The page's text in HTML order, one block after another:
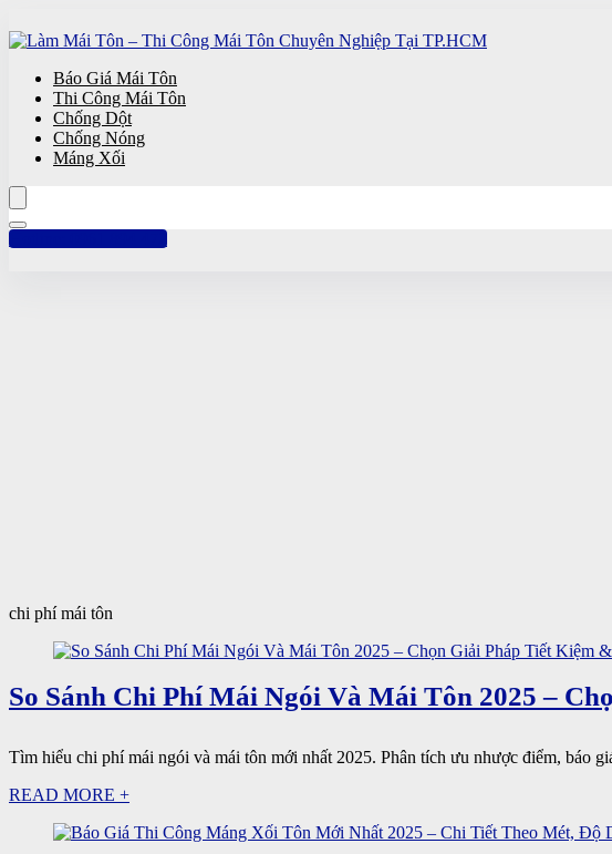
Báo Giá Mái Tôn
Thi Công Mái Tôn
Chống Dột
Chống Nóng
Máng Xối
Hotline: 0961 894 472
chi phí mái tôn
So Sánh Chi Phí Mái Ngói Và Mái Tôn 2025 –
Tìm hiểu chi phí mái ngói và mái tôn mới nhất 2025. Phân tích ưu nhược điểm, báo
READ MORE +